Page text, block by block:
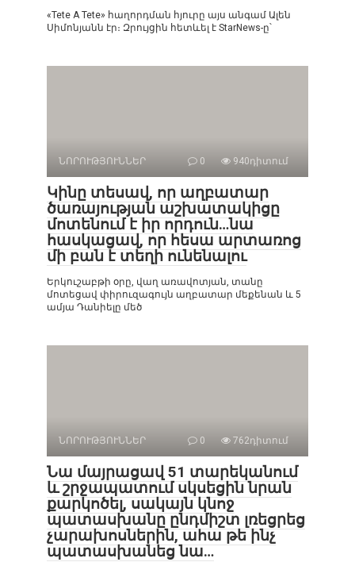
«Tete A Tete» հաղորդման հյուրը այս անգամ Ալեն
Սիմոնյանն էր։ Զրույցին հետևել է StarNews-ը՝
ՆՈՐՈՒԹՅՈՒՆՆԵՐ 0 940դիտում
Կինը տեսավ, որ աղբատար
ծառայության աշխատակիցը
մոտենում է իր որդուն…նա
հասկացավ, որ հեսա արտառոց
մի բան է տեղի ունենալու
Երկուշաբթի օրը, վաղ առավոտյան, տանը
մոտեցավ փիրուզագույն աղբատար մեքենան և 5
ամյա Դանիելը մեծ
ՆՈՐՈՒԹՅՈՒՆՆԵՐ 0 762դիտում
Նա մայրացավ 51 տարեկանում
և շրջապատում սկսեցին նրան
քարկոծել, սակայն կնոջ
պատասխանը ընդմիշտ լռեցրեց
չարախոսներին, ահա թե ինչ
պատասխանեց նա…